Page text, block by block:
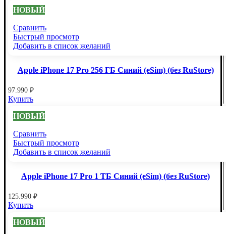
НОВЫЙ
Сравнить
Быстрый просмотр
Добавить в список желаний
Apple iPhone 17 Pro 256 ГБ Синий (eSim) (без RuStore)
97.990 ₽
Купить
НОВЫЙ
Сравнить
Быстрый просмотр
Добавить в список желаний
Apple iPhone 17 Pro 1 ТБ Синий (eSim) (без RuStore)
125.990 ₽
Купить
НОВЫЙ